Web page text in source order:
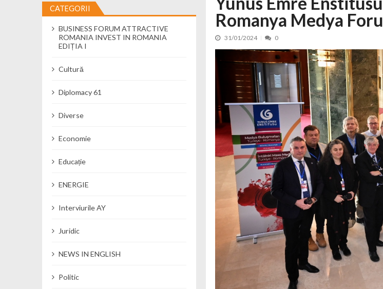
Cseke Attila: Am creat, până în prezent, peste 5.000 de noi locuri în creșe...
Încă o creșă modernă pentru Alba: 40 de locuri noi la Zlatna prin Programul...
Percheziții și flagrant în Neamț: canabis descoperit într-un colet și ascu... 15/07/
Ministerul Apărării Naționale participă la efortul național pentru protejar... 04/08/
Dobânzi de pânã la 7,50% la ediția FIDELIS din luna august 04/08/2026
MMAP pune în consultare publică proiectul Catalogului național al zonelor pri...
Romanya Medya
31/01/2024 0
CATEGORII
BUSINESS FORUM ATTRACTIVE
ROMANIA INVEST IN ROMANIA
EDIȚIA I
Cultură
Diplomacy 61
Diverse
Economie
Educație
ENERGIE
Interviurile AY
Juridic
NEWS IN ENGLISH
Politic